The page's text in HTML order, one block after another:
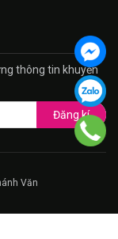
thông tin khuyến
Đăng kí
Văn